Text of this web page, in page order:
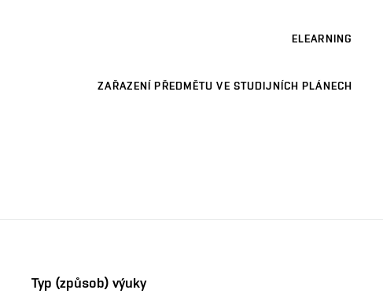
ELEARNING
ZAŘAZENÍ PŘEDMĚTU VE STUDIJNÍCH PLÁNECH
Typ (způsob) výuky